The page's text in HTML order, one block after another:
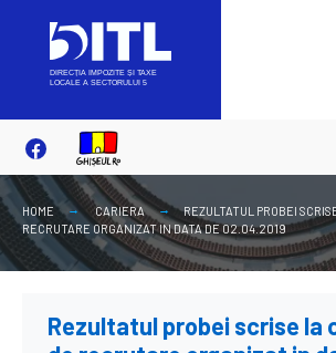
content
HOME CARIERA
REZULTATUL PROBEI
RECRUTARE ORGANIZAT IN DATA DE 02.04.2019
Rezultatul probei scrise la
for: